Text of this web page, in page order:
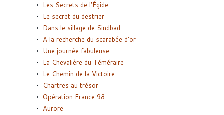
Les Secrets de l’Égide
Le secret du destrier
Dans le sillage de Sindbad
A la recherche du scarabée d’or
Une journée fabuleuse
La Chevalière du Téméraire
Le Chemin de la Victoire
Chartres au trésor
Opération France 98
Aurore